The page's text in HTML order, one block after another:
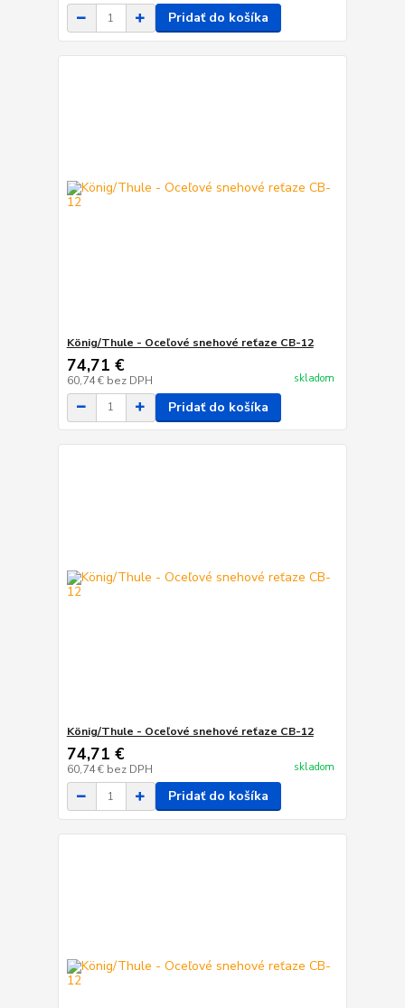
Pridať do košíka
König/Thule - Oceľové snehové reťaze CB-12
74,71 €
60,74 € bez DPH skladom
Pridať do košíka
König/Thule - Oceľové snehové reťaze CB-12
74,71 €
60,74 € bez DPH skladom
Pridať do košíka